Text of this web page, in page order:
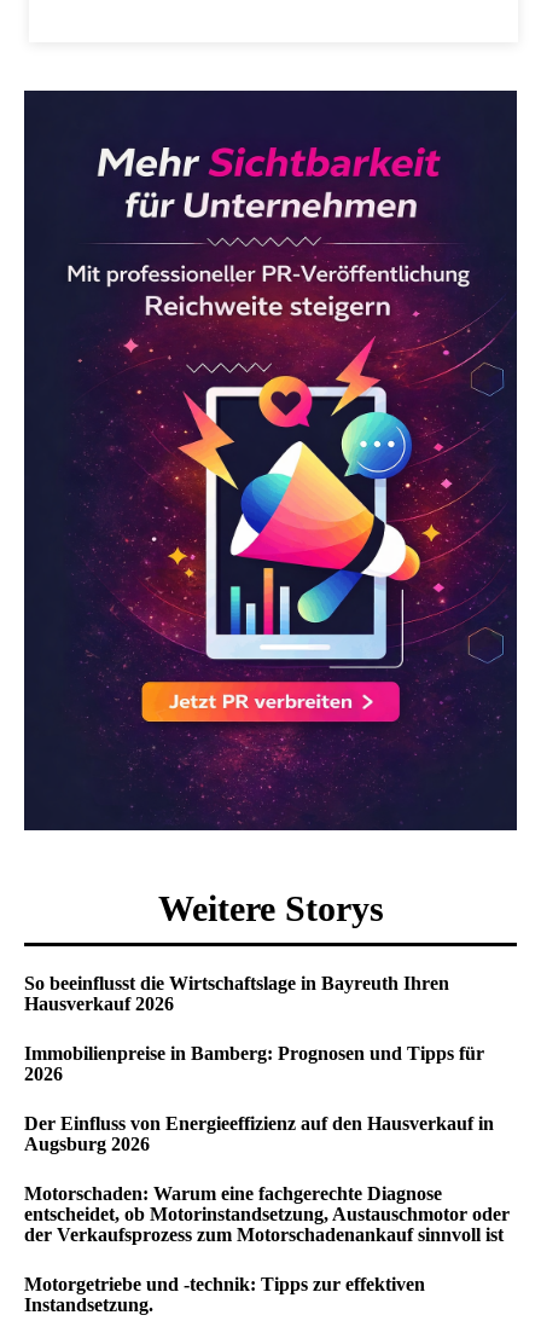
Weitere Storys
So beeinflusst die Wirtschaftslage in Bayreuth Ihren
Hausverkauf 2026
Immobilienpreise in Bamberg: Prognosen und Tipps für
2026
Der Einfluss von Energieeffizienz auf den Hausverkauf in
Augsburg 2026
Motorschaden: Warum eine fachgerechte Diagnose
entscheidet, ob Motorinstandsetzung, Austauschmotor oder
der Verkaufsprozess zum Motorschadenankauf sinnvoll ist
Motorgetriebe und -technik: Tipps zur effektiven
Instandsetzung.